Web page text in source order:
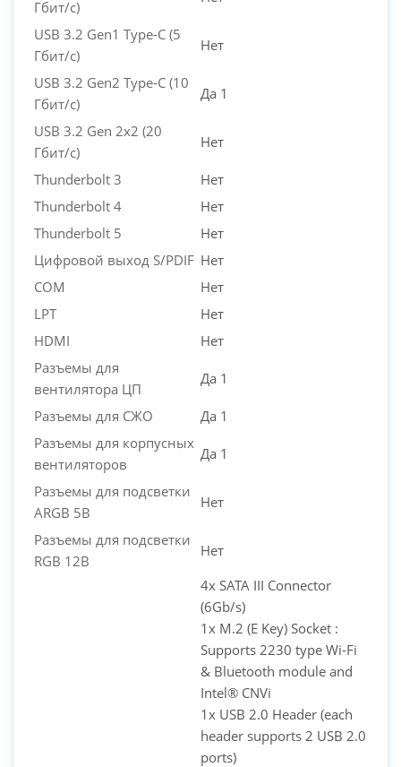
Гбит/с)
USB 3.2 Gen1 Type-C (5
Гбит/с)
Нет
USB 3.2 Gen2 Type-C (10
Гбит/с)
Да 1
USB 3.2 Gen 2x2 (20
Гбит/с)
Нет
Thunderbolt 3
Нет
Thunderbolt 4
Нет
Thunderbolt 5
Нет
Цифровой выход S/PDIF Нет
COM
Нет
LPT
Нет
HDMI
Нет
Разъемы для
вентилятора ЦП
Да 1
Разъемы для СЖО
Да 1
Разъемы для корпусных
вентиляторов
Да 1
Разъемы для подсветки
ARGB 5В
Нет
Разъемы для подсветки
RGB 12В
Нет
4x SATA III Connector
(6Gb/s)
1x M.2 (E Key) Socket :
Supports 2230 type Wi-Fi
& Bluetooth module and
Intel® CNVi
1x USB 2.0 Header (each
header supports 2 USB 2.0
ports)